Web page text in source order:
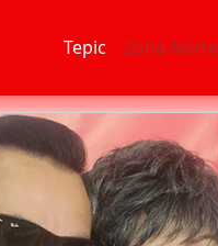
Tepic Zona Norte